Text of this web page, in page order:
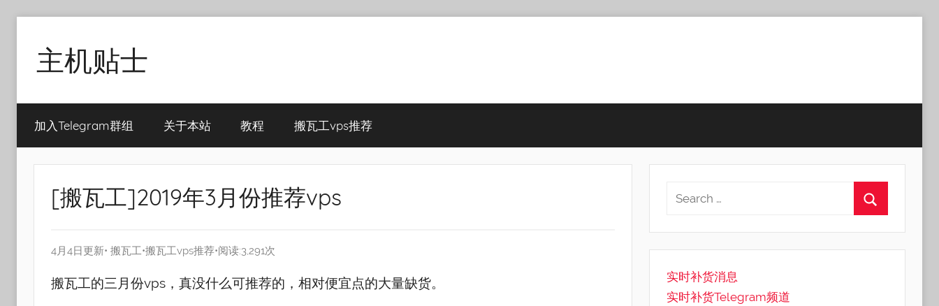
content
主机贴士
瓦
工|BandwagonHost
加入Telegram群组 关于本站 教程 搬瓦工vps推荐
[搬瓦工]2019年3月份推荐vps
4月4日更新• 搬瓦工•搬瓦工vps推荐•阅读:3,291次
搬瓦工的三月份vps，真没什么可推荐的，相对便宜点的大量缺货。
实时补货消息
实时补货Telegram频道